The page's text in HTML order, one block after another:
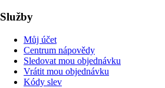
Služby
Můj účet
Centrum nápovědy
Sledovat mou objednávku
Vrátit mou objednávku
Kódy slev